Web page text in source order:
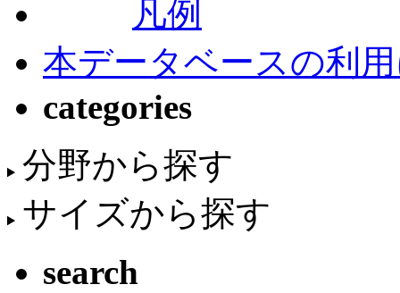
凡例
本データベースの利
categories
分野から探す
サイズから探す
search